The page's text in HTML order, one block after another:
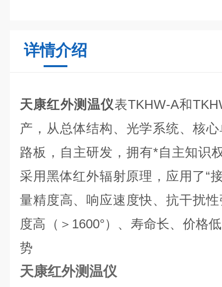
详情介绍
天康红外测温仪表TKHW-A和
产，从总体结构、光学系统、核
路板，自主研发，拥有*自主知识
采用黑体红外辐射原理，应用了“
量精度高、响应速度快、抗干扰
度高（＞1600°）、寿命长、价格
势
天康红外测温仪